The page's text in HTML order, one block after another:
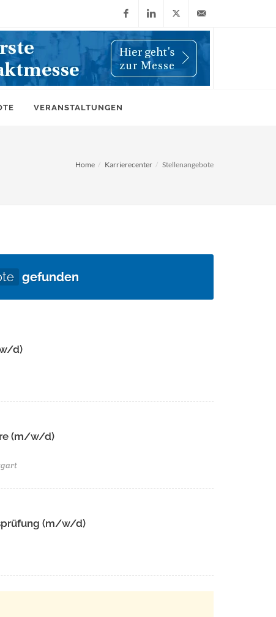
FacebookLinkedIn
X
(Twitter)
info@wiwi-
VERANSTALTUNGEN
Home Karrierecenter Stellenangebote
gefunden
d)
(m/w/d)​
(m/w/d)